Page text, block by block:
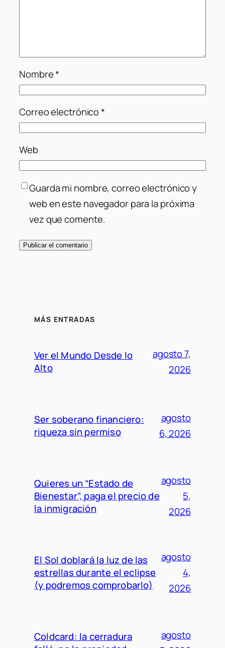
Nombre*
Correo electrónico*
Web
Guarda mi nombre, correo electrónico y
web en este navegador para la próxima
vez que comente.
MÁS ENTRADAS
Ver el Mundo Desde lo
Alto
agosto 7,
2026
Ser soberano financiero:
riqueza sin permiso
agosto
6, 2026
Quieres un “Estado de
Bienestar”, paga el precio de
la inmigración
agosto
5,
2026
El Sol doblará la luz de las
estrellas durante el eclipse
(y podremos comprobarlo)
agosto
4,
2026
Coldcard: la cerradura
agosto